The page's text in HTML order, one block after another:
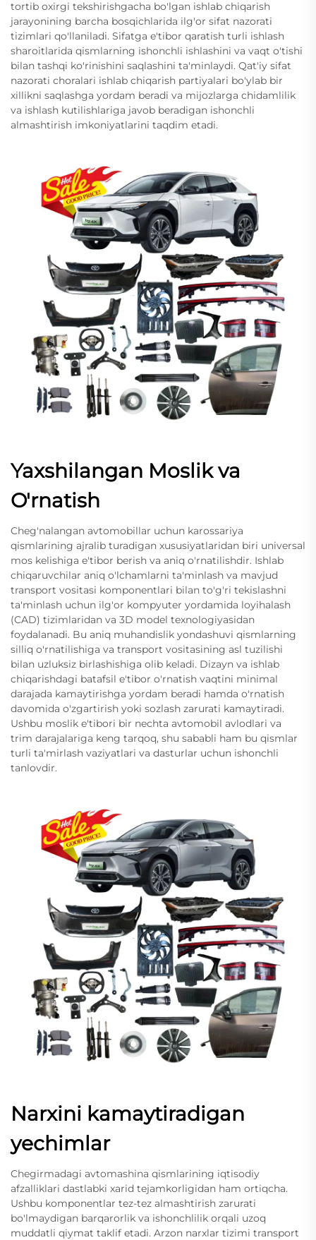
tortib oxirgi tekshirishgacha bo'lgan ishlab chiqarish
jarayonining barcha bosqichlarida ilg'or sifat nazorati
tizimlari qo'llaniladi. Sifatga e'tibor qaratish turli ishlash
sharoitlarida qismlarning ishonchli ishlashini va vaqt o'tishi
bilan tashqi ko'rinishini saqlashini ta'minlaydi. Qat'iy sifat
nazorati choralari ishlab chiqarish partiyalari bo'ylab bir
xillikni saqlashga yordam beradi va mijozlarga chidamlilik
va ishlash kutilishlariga javob beradigan ishonchli
almashtirish imkoniyatlarini taqdim etadi.
Yaxshilangan Moslik va
O'rnatish
Cheg'nalangan avtomobillar uchun karossariya
qismlarining ajralib turadigan xususiyatlaridan biri universal
mos kelishiga e'tibor berish va aniq o'rnatilishdir. Ishlab
chiqaruvchilar aniq o'lchamlarni ta'minlash va mavjud
transport vositasi komponentlari bilan to'g'ri tekislashni
ta'minlash uchun ilg'or kompyuter yordamida loyihalash
(CAD) tizimlaridan va 3D model texnologiyasidan
foydalanadi. Bu aniq muhandislik yondashuvi qismlarning
silliq o'rnatilishiga va transport vositasining asl tuzilishi
bilan uzluksiz birlashishiga olib keladi. Dizayn va ishlab
chiqarishdagi batafsil e'tibor o'rnatish vaqtini minimal
darajada kamaytirishga yordam beradi hamda o'rnatish
davomida o'zgartirish yoki sozlash zarurati kamaytiradi.
Ushbu moslik e'tibori bir nechta avtomobil avlodlari va
trim darajalariga keng tarqoq, shu sababli ham bu qismlar
turli ta'mirlash vaziyatlari va dasturlar uchun ishonchli
tanlovdir.
Narxini kamaytiradigan
yechimlar
Chegirmadagi avtomashina qismlarining iqtisodiy
afzalliklari dastlabki xarid tejamkorligidan ham ortiqcha.
Ushbu komponentlar tez-tez almashtirish zarurati
bo'lmaydigan barqarorlik va ishonchlilik orqali uzoq
muddatli qiymat taklif etadi. Arzon narxlar tizimi transport